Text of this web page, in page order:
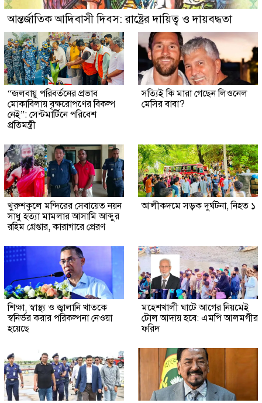
আন্তর্জাতিক আদিবাসী দিবস: রাষ্ট্রের দায়িত্ব ও দায়বদ্ধতা
“জলবায়ু পরিবর্তনের প্রভাব
মোকাবিলায় বৃক্ষরোপণের বিকল্প
নেই”: সেন্টমার্টিনে পরিবেশ
প্রতিমন্ত্রী
সত্যিই কি মারা গেছেন লিওনেল
মেসির বাবা?
খুরুশকুলে মন্দিরের সেবায়েত নয়ন
সাধু হত্যা মামলার আসামি আব্দুর
রহিম গ্রেপ্তার, কারাগারে প্রেরণ
আলীকদমে সড়ক দুর্ঘটনা, নিহত ১
শিক্ষা, স্বাস্থ্য ও জ্বালানি খাতকে
স্বনির্ভর করার পরিকল্পনা নেওয়া
হয়েছে
মহেশখালী ঘাটে আগের নিয়মেই
টোল আদায় হবে: এমপি আলমগীর
ফরিদ